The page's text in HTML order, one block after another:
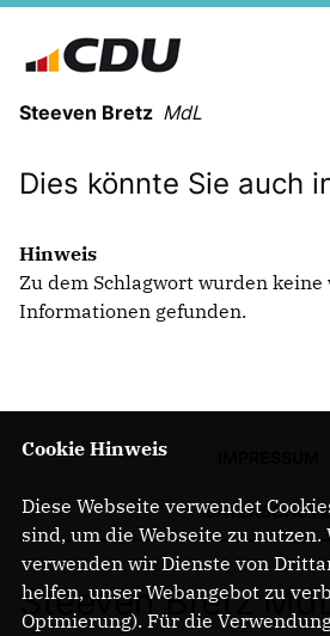
Steeven Bretz MdL
Anträge CDU
Kleine
Dies könnte Sie auch
Hinweis
Zu dem Schlagwort wurden keine
Informationen gefunden.
DATENSCHUTZ
Steeven Bretz
Cookie Hinweis
Diese Webseite verwendet
sind, um die Webseite zu nutzen.
verwenden wir Dienste von
helfen, unser Webangebot zu
Optmierung). Für die